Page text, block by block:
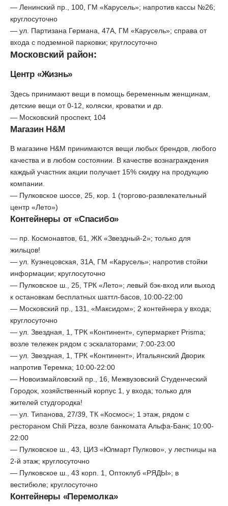
— Ленинский пр., 100, ГМ «Карусель»; напротив кассы №26;
круглосуточно
— ул. Партизана Германа, 47А, ГМ «Карусель»; справа от
входа с подземной парковки; круглосуточно
Московский район:
Центр «Жизнь»
Здесь принимают вещи в помощь беременным женщинам,
детские вещи от 0-12, коляски, кроватки и др.
— Московский проспект, 104
Магазин H&M
В магазине H&M принимаются вещи любых брендов, любого
качества и в любом состоянии. В качестве вознаграждения
каждый участник акции получает 15% скидку на продукцию
компании.
— Пулковское шоссе, 25, кор. 1 (торгово-развлекательный
центр «Лето»)
Контейнеры от «Спасибо»
— пр. Космонавтов, 61, ЖК «Звездный-2»; только для
жильцов!
— ул. Кузнецовская, 31А, ГМ «Карусель»; напротив стойки
информации; круглосуточно
— Пулковское ш., 25, ТРК «Лето»; левый бэк-вход или выход
к остановкам бесплатных шаттл-басов, 10:00-22:00
— Московский пр., 131, «Максидом»; 2 контейнера у входа;
круглосуточно
— ул. Звездная, 1, ТРК «Континент», супермаркет Prisma;
возле тележек рядом с эскалаторами; 7:00-23:00
— ул. Звездная, 1, ТРК «Континент», Итальянский Дворик
напротив Теремка; 10:00-22:00
— Новоизмайловский пр., 16, Межвузовский Студенческий
Городок, хозяйственный корпус 1, у входа; только для
жителей студгородка!
— ул. Типанова, 27/39, ТК «Космос»; 1 этаж, рядом с
рестораном Chili Pizza, возле банкомата Альфа-Банк; 10:00-
22:00
— Пулковское ш., 43, ЦИЗ «Юлмарт Пулково», у лестницы на
2-й этаж; круглосуточно
— Пулковское ш., 43 корп. 1, Оптоклуб «РЯДЫ»; в
вестибюле; круглосуточно
Контейнеры «Перемолка»